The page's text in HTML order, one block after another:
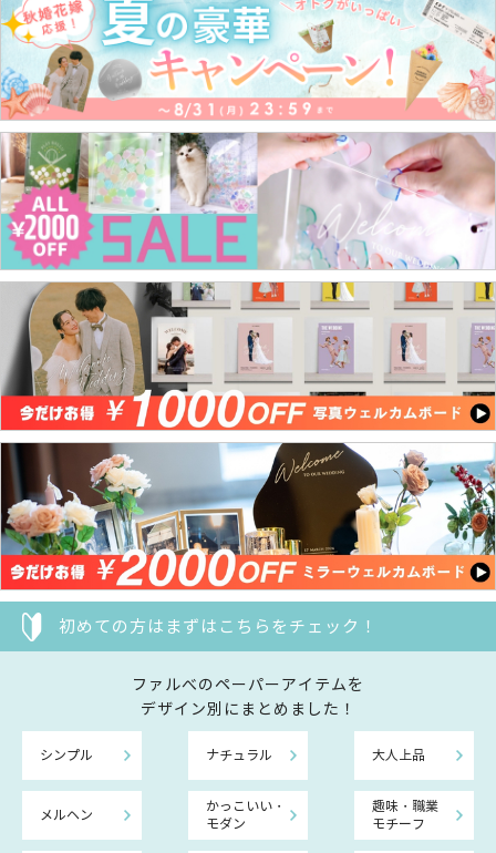
初めての方はまずはこちらをチェック！
ファルべのペーパーアイテムを
デザイン別にまとめました！
シンプル ナチュラル 大人上品
メルヘン
かっこいい・
モダン
趣味・職業
モチーフ